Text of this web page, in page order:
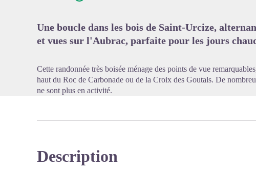
Une boucle dans les bois de Saint-Urcize,
et vues sur l'Aubrac, parfaite pour les jours
Cette randonnée très boisée ménage des points de vue
haut du Roc de Carbonade ou de la Croix des Goutals. De
ne sont plus en activité.
Description